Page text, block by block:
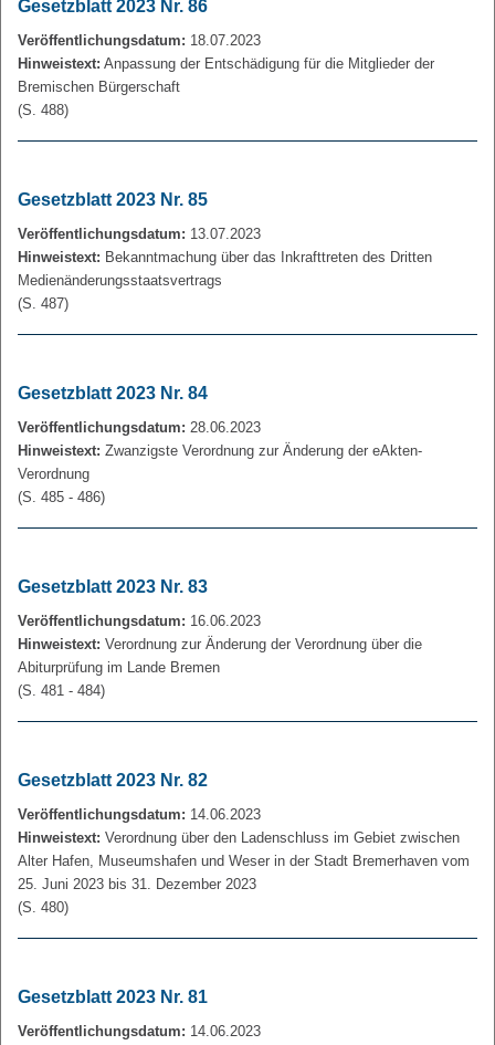
Gesetzblatt 2023 Nr. 86
Veröffentlichungsdatum: 18.07.2023
Hinweistext: Anpassung der Entschädigung für die Mitglieder der
Bremischen Bürgerschaft
(S. 488)
Gesetzblatt 2023 Nr. 85
Veröffentlichungsdatum: 13.07.2023
Hinweistext: Bekanntmachung über das Inkrafttreten des Dritten
Medienänderungsstaatsvertrags
(S. 487)
Gesetzblatt 2023 Nr. 84
Veröffentlichungsdatum: 28.06.2023
Hinweistext: Zwanzigste Verordnung zur Änderung der eAkten-
Verordnung
(S. 485 - 486)
Gesetzblatt 2023 Nr. 83
Veröffentlichungsdatum: 16.06.2023
Hinweistext: Verordnung zur Änderung der Verordnung über die
Abiturprüfung im Lande Bremen
(S. 481 - 484)
Gesetzblatt 2023 Nr. 82
Veröffentlichungsdatum: 14.06.2023
Hinweistext: Verordnung über den Ladenschluss im Gebiet zwischen
Alter Hafen, Museumshafen und Weser in der Stadt Bremerhaven vom
25. Juni 2023 bis 31. Dezember 2023
(S. 480)
Gesetzblatt 2023 Nr. 81
Veröffentlichungsdatum: 14.06.2023